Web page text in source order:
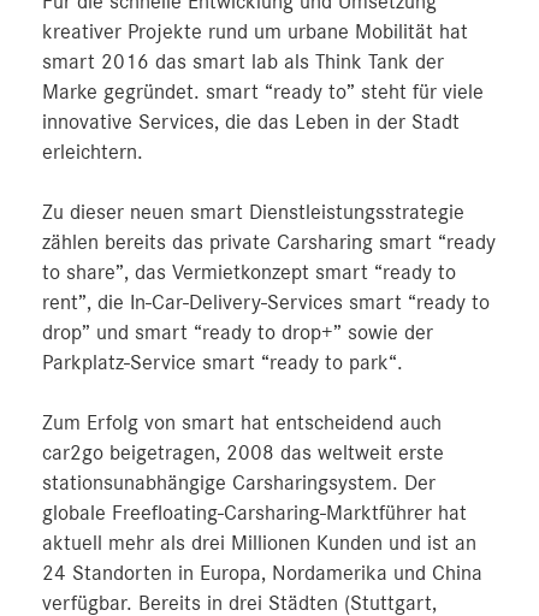
kreativer Projekte rund um urbane Mobilität hat
smart 2016 das smart lab als Think Tank der
Marke gegründet. smart “ready to” steht für viele
innovative Services, die das Leben in der Stadt
erleichtern.
Zu dieser neuen smart Dienstleistungsstrategie
zählen bereits das private Carsharing smart “ready
to share”, das Vermietkonzept smart “ready to
rent”, die In-Car-Delivery-Services smart “ready to
drop” und smart “ready to drop+” sowie der
Parkplatz-Service smart “ready to park“.
Zum Erfolg von smart hat entscheidend auch
car2go beigetragen, 2008 das weltweit erste
stationsunabhängige Carsharingsystem. Der
globale Freefloating-Carsharing-Marktführer hat
aktuell mehr als drei Millionen Kunden und ist an
24 Standorten in Europa, Nordamerika und China
verfügbar. Bereits in drei Städten (Stuttgart,